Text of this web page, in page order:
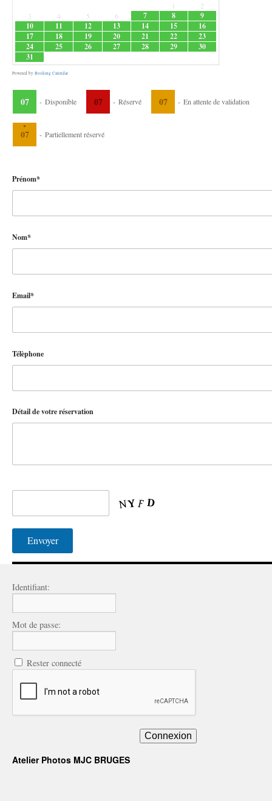
1
2
3
4 5 6 7 8
9
10
11 12 13 14 15
16
17
18 19 20 21 22
23
24
25 26 27 28 29
30
31
Powered by Booking Calendar
07 - Disponible 07 - Réservé 07 - En attente de validation
·
07 - Partiellement réservé
Prénom*
Nom*
Email*
Télèphone
Détail de votre réservation
Identifiant:
Mot de passe:
Rester connecté
Connexion
Atelier Photos MJC BRUGES